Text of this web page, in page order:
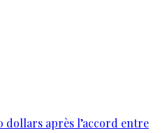
dollars après l’accord entre